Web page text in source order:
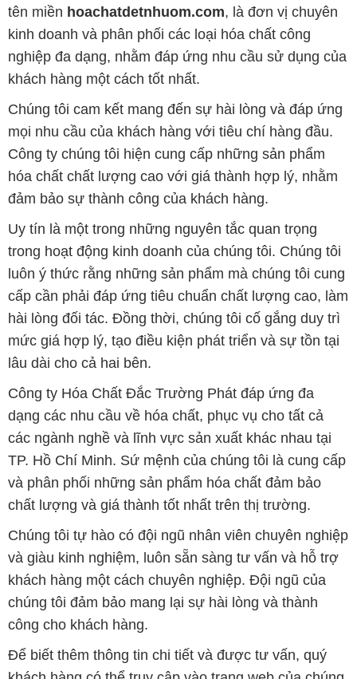
tên miền hoachatdetnhuom.com, là đơn vị chuyên
kinh doanh và phân phối các loại hóa chất công
nghiệp đa dạng, nhằm đáp ứng nhu cầu sử dụng của
khách hàng một cách tốt nhất.
Chúng tôi cam kết mang đến sự hài lòng và đáp ứng
mọi nhu cầu của khách hàng với tiêu chí hàng đầu.
Công ty chúng tôi hiện cung cấp những sản phẩm
hóa chất chất lượng cao với giá thành hợp lý, nhằm
đảm bảo sự thành công của khách hàng.
Uy tín là một trong những nguyên tắc quan trọng
trong hoạt động kinh doanh của chúng tôi. Chúng tôi
luôn ý thức rằng những sản phẩm mà chúng tôi cung
cấp cần phải đáp ứng tiêu chuẩn chất lượng cao, làm
hài lòng đối tác. Đồng thời, chúng tôi cố gắng duy trì
mức giá hợp lý, tạo điều kiện phát triển và sự tồn tại
lâu dài cho cả hai bên.
Công ty Hóa Chất Đắc Trường Phát đáp ứng đa
dạng các nhu cầu về hóa chất, phục vụ cho tất cả
các ngành nghề và lĩnh vực sản xuất khác nhau tại
TP. Hồ Chí Minh. Sứ mệnh của chúng tôi là cung cấp
và phân phối những sản phẩm hóa chất đảm bảo
chất lượng và giá thành tốt nhất trên thị trường.
Chúng tôi tự hào có đội ngũ nhân viên chuyên nghiệp
và giàu kinh nghiệm, luôn sẵn sàng tư vấn và hỗ trợ
khách hàng một cách chuyên nghiệp. Đội ngũ của
chúng tôi đảm bảo mang lại sự hài lòng và thành
công cho khách hàng.
Để biết thêm thông tin chi tiết và được tư vấn, quý